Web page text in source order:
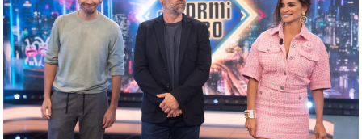
El Hormiguero
Madrid
Publicado: 04 de octubre de 2022, 23:27